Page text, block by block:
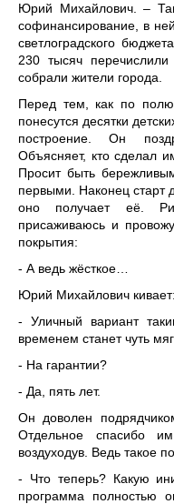
Юрий Михайлович. –
софинансирование, в
светлоградского
230 тысяч
собрали жители города.
Перед тем, как по
понесутся десятки
построение. Он
Объясняет, кто сделал
Просит быть
первыми. Наконец старт
оно получает её.
присаживаюсь и
покрытия:
- А ведь жёсткое…
Юрий Михайлович кивает:
- Уличный вариант
временем станет чуть
- На гарантии?
- Да, пять лет.
Он доволен
Отдельное спасибо
воздуходув. Ведь такое
- Что теперь? Какую
программа полностью